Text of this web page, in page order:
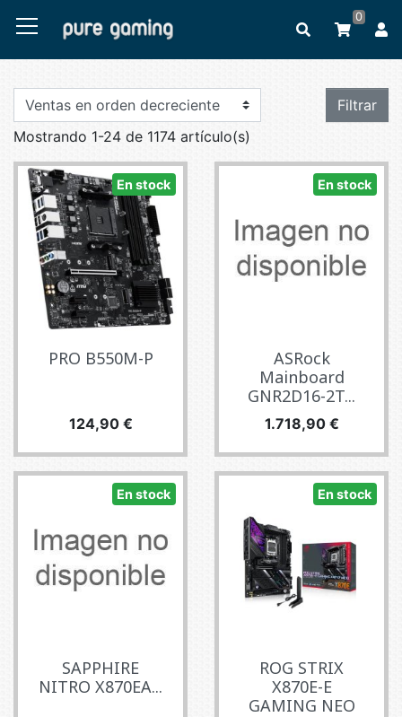
0
Filtrar
Mostrando 1-24 de 1174 artículo(s)
En stock
PRO B550M-P
Precio
124,90 €
En stock
ASRock
Mainboard
GNR2D16-2T...
Precio
1.718,90 €
En stock
SAPPHIRE
NITRO X870EA...
En stock
ROG STRIX
X870E-E
GAMING NEO